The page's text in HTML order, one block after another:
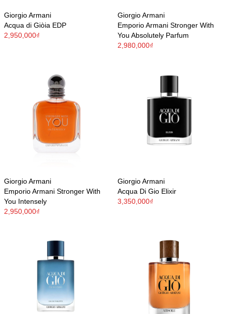
Giorgio Armani
Acqua di Giòia EDP
2,950,000₫
Giorgio Armani
Emporio Armani Stronger With
You Absolutely Parfum
2,980,000₫
Giorgio Armani
Emporio Armani Stronger With
You Intensely
2,950,000₫
Giorgio Armani
Acqua Di Gio Elixir
3,350,000₫